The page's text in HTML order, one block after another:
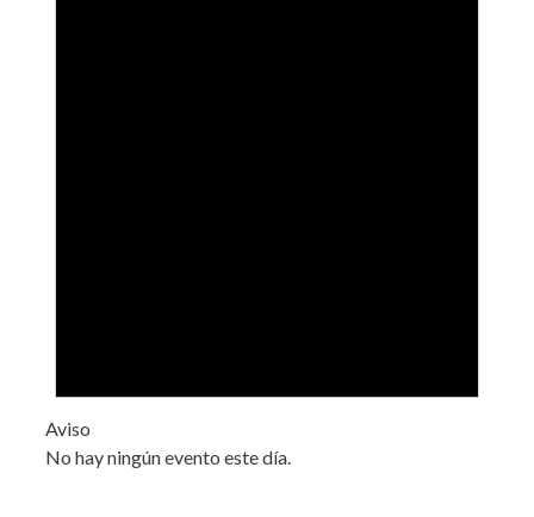
Aviso
No hay ningún evento este día.